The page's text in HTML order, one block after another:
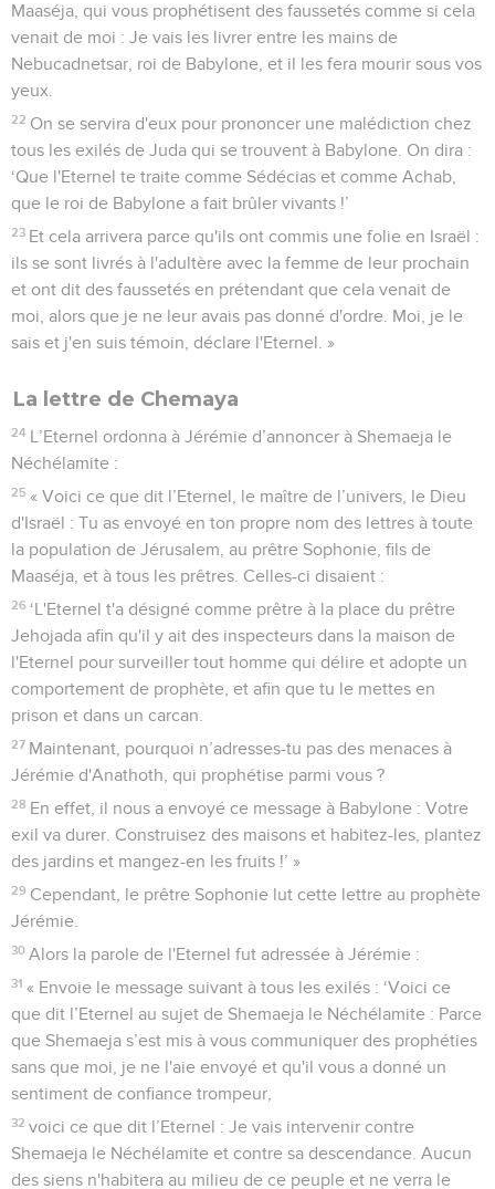
Maaséja, qui vous prophétisent des faussetés comme si cela
venait de moi : Je vais les livrer entre les mains de
Nebucadnetsar, roi de Babylone, et il les fera mourir sous vos
yeux.
22 On se servira d'eux pour prononcer une malédiction chez
tous les exilés de Juda qui se trouvent à Babylone. On dira :
‘Que l'Eternel te traite comme Sédécias et comme Achab,
que le roi de Babylone a fait brûler vivants !’
23 Et cela arrivera parce qu'ils ont commis une folie en Israël :
ils se sont livrés à l'adultère avec la femme de leur prochain
et ont dit des faussetés en prétendant que cela venait de
moi, alors que je ne leur avais pas donné d'ordre. Moi, je le
sais et j'en suis témoin, déclare l'Eternel. »
La lettre de Chemaya
24 L’Eternel ordonna à Jérémie d’annoncer à Shemaeja le
Néchélamite :
25 « Voici ce que dit l’Eternel, le maître de l’univers, le Dieu
d'Israël : Tu as envoyé en ton propre nom des lettres à toute
la population de Jérusalem, au prêtre Sophonie, fils de
Maaséja, et à tous les prêtres. Celles-ci disaient :
26 ‘L'Eternel t'a désigné comme prêtre à la place du prêtre
Jehojada afin qu'il y ait des inspecteurs dans la maison de
l'Eternel pour surveiller tout homme qui délire et adopte un
comportement de prophète, et afin que tu le mettes en
prison et dans un carcan.
27 Maintenant, pourquoi n’adresses-tu pas des menaces à
Jérémie d'Anathoth, qui prophétise parmi vous ?
28 En effet, il nous a envoyé ce message à Babylone : Votre
exil va durer. Construisez des maisons et habitez-les, plantez
des jardins et mangez-en les fruits !’ »
29 Cependant, le prêtre Sophonie lut cette lettre au prophète
Jérémie.
30 Alors la parole de l'Eternel fut adressée à Jérémie :
31 « Envoie le message suivant à tous les exilés : ‘Voici ce
que dit l’Eternel au sujet de Shemaeja le Néchélamite : Parce
que Shemaeja s’est mis à vous communiquer des prophéties
sans que moi, je ne l'aie envoyé et qu'il vous a donné un
sentiment de confiance trompeur,
32 voici ce que dit l’Eternel : Je vais intervenir contre
Shemaeja le Néchélamite et contre sa descendance. Aucun
des siens n'habitera au milieu de ce peuple et ne verra le